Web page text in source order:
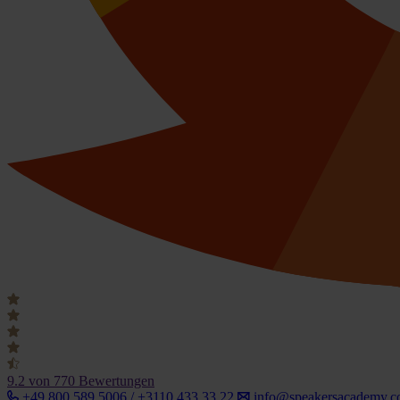
9.2 von 770 Bewertungen
+49 800 589 5006 / +3110 433 33 22